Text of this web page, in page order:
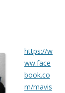
https://w
ww.face
book.co
m/mavis